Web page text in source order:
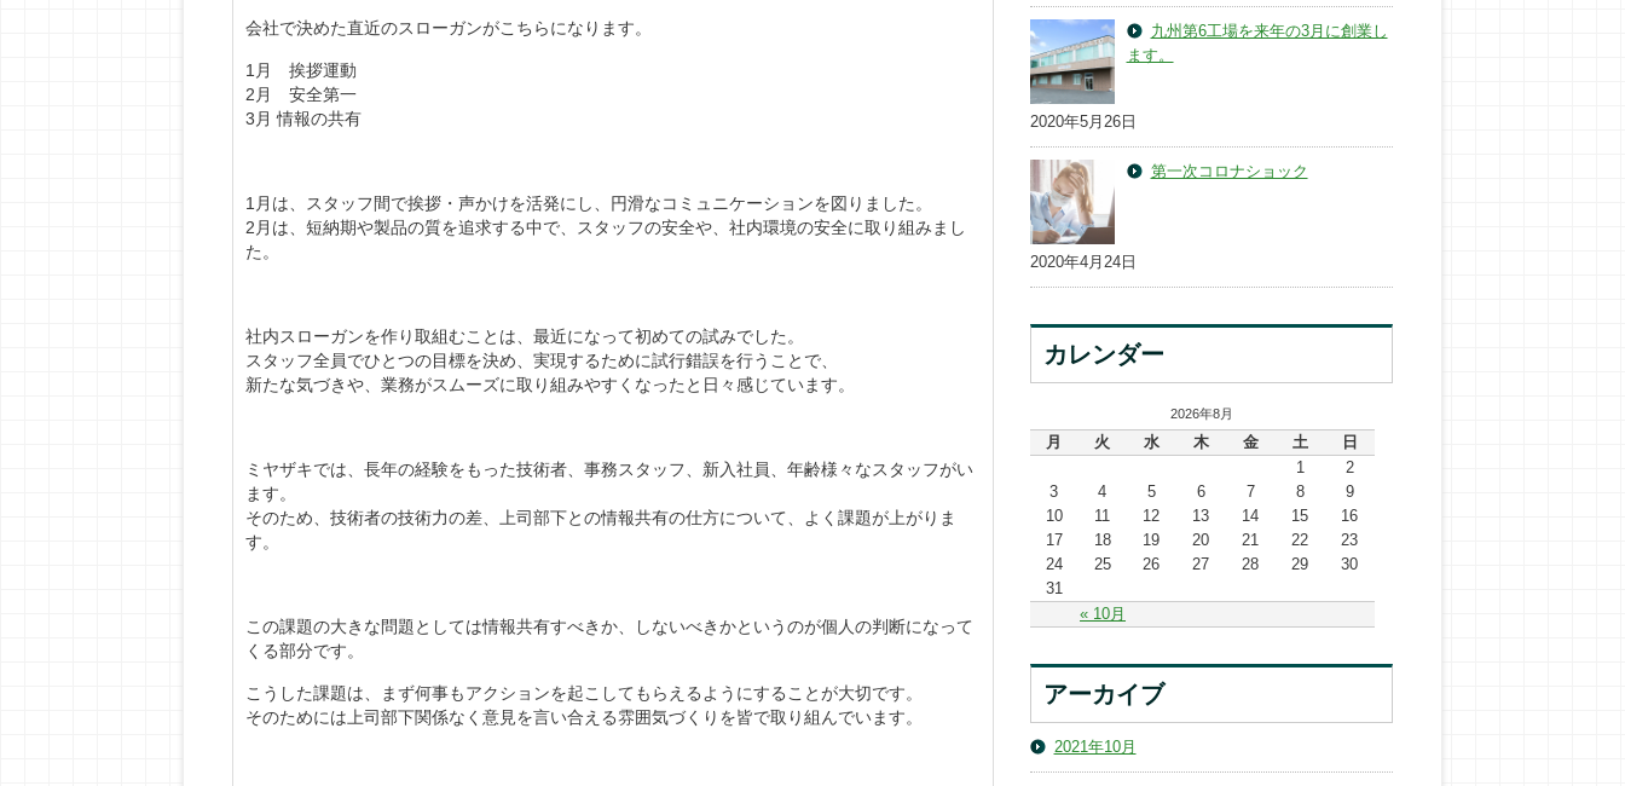
会社で決めた直近のスローガンがこちらになります。
1月 挨拶運動
2月 安全第一
3月 情報の共有
1月は、スタッフ間で挨拶・声かけを活発にし、円滑なコミュニケーションを図りました。
2月は、短納期や製品の質を追求する中で、スタッフの安全や、社内環境の安全に取り組みまし
た。
社内スローガンを作り取組むことは、最近になって初めての試みでした。
スタッフ全員でひとつの目標を決め、実現するために試行錯誤を行うことで、
新たな気づきや、業務がスムーズに取り組みやすくなったと日々感じています。
ミヤザキでは、長年の経験をもった技術者、事務スタッフ、新入社員、年齢様々なスタッフがい
ます。
そのため、技術者の技術力の差、上司部下との情報共有の仕方について、よく課題が上がりま
す。
この課題の大きな問題としては情報共有すべきか、しないべきかというのが個人の判断になって
くる部分です。
こうした課題は、まず何事もアクションを起こしてもらえるようにすることが大切です。
そのためには上司部下関係なく意見を言い合える雰囲気づくりを皆で取り組んでいます。
九州第6工場を来年の3月に創業し
ます。
2020年5月26日
第一次コロナショック
2020年4月24日
カレンダー
2026年8月
月 火 水 木 金 土 日
« 10月
1
2
3
4 5 6 7 8
9
10
11 12 13 14 15
16
17
18 19 20 21 22
23
24
25 26 27 28 29
30
31
アーカイブ
2021年10月